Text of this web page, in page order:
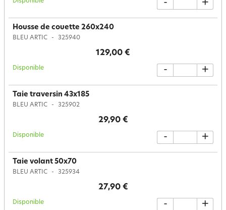
- +
Housse de couette 260x240
BLEU ARTIC 325940
129,00 €
Disponible - +
Taie traversin 43x185
BLEU ARTIC 325902
29,90 €
Disponible - +
Taie volant 50x70
BLEU ARTIC 325934
27,90 €
Disponible - +